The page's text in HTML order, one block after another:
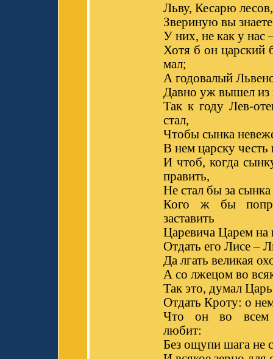
Льву, Кесарю
Звериную вы
У них, не как у нас
Хотя б он царский
мал;
А годовалый
Давно уж вышел из
Так к году Лев-
стал,
Чтобы сынка
В нем царску честь
И чтоб, когда
править,
Не стал бы за
Кого ж бы
заставить
Царевича Царем на
Отдать его Лисе –
Да лгать великая
А со лжецом во
Так это, думал
Отдать Кроту: о
Что он во всем
любит:
Без ощупи шага не